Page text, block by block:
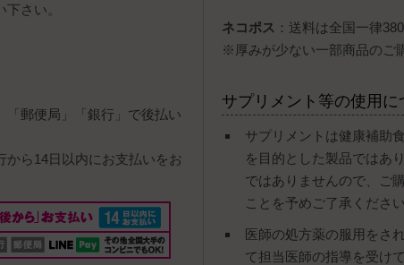
さい。
「郵便局」「銀行」で後払い
から14日以内にお支払いをお
ネコポス ：送料は全国一律
※厚みが少ない一部商品のご
サプリメント等の使用に
サプリメントは健康補助
を目的とした製品ではあ
ではありませんので、ご
ことを予めご了承くださ
医師の処方薬の服用をさ
て担当医師の指導を受け